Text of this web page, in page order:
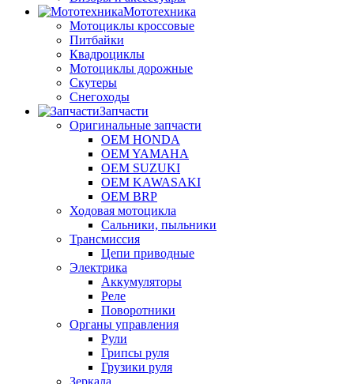
Мототехника
Мотоциклы кроссовые
Питбайки
Квадроциклы
Мотоциклы дорожные
Скутеры
Снегоходы
Запчасти
Оригинальные запчасти
OEM HONDA
OEM YAMAHA
OEM SUZUKI
OEM KAWASAKI
OEM BRP
Ходовая мотоцикла
Сальники, пыльники
Трансмиссия
Цепи приводные
Электрика
Аккумуляторы
Реле
Поворотники
Органы управления
Рули
Грипсы руля
Грузики руля
Зеркала